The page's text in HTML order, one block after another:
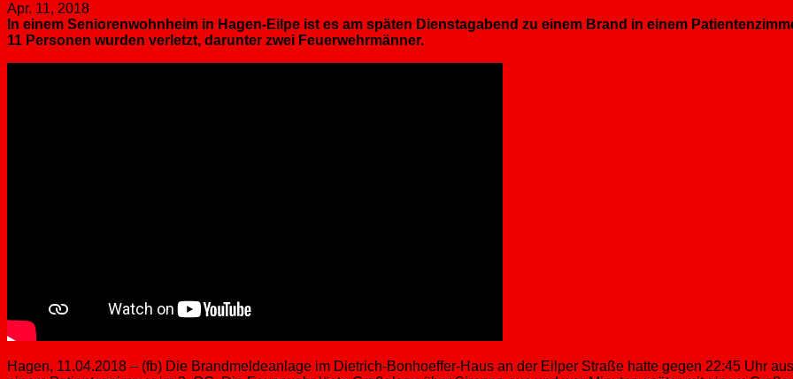
Apr. 11, 2018
In einem Seniorenwohnheim in Hagen-Eilpe ist es am späten Dienstagabend zu einem Brand in einem
11 Personen wurden verletzt, darunter zwei Feuerwehrmänner.
Hagen, 11.04.2018 – (fb) Die Brandmeldeanlage im Dietrich-Bonhoeffer-Haus an der Eilper Straße hatte gegen 22:45 Uhr